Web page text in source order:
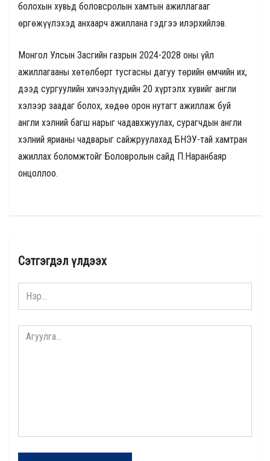
болохын хувьд боловсролын хамтын ажиллагааг
өргөжүүлэхэд анхаарч ажиллана гэдгээ илэрхийлэв.
Монгол Улсын Засгийн газрын 2024-2028 оны үйл
ажиллагааны хөтөлбөрт тусгасны дагуу төрийн өмчийн их,
дээд сургуулийн хичээлүүдийн 20 хүртэлх хувийг англи
хэлээр заадаг болох, хөдөө орон нутагт ажиллаж буй
англи хэлний багш нарыг чадавхжуулах, сурагчдын англи
хэлний ярианы чадварыг сайжруулахад БНЭУ-тай хамтран
ажиллах боломжтойг Боловролын сайд П.Наранбаяр
онцоллоо.
Сэтгэгдэл үлдээх